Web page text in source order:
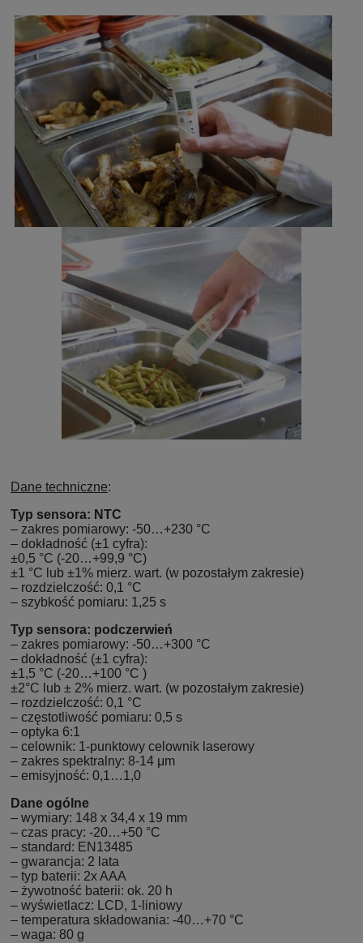
Dane techniczne:
Typ sensora: NTC
– zakres pomiarowy: -50…+230 °C
– dokładność (±1 cyfra):
±0,5 °C (-20…+99,9 °C)
±1 °C lub ±1% mierz. wart. (w pozostałym zakresie)
– rozdzielczość: 0,1 °C
– szybkość pomiaru: 1,25 s
Typ sensora: podczerwień
– zakres pomiarowy: -50…+300 °C
– dokładność (±1 cyfra):
±1,5 °C (-20…+100 °C )
±2°C lub ± 2% mierz. wart. (w pozostałym zakresie)
– rozdzielczość: 0,1 °C
– częstotliwość pomiaru: 0,5 s
– optyka 6:1
– celownik: 1-punktowy celownik laserowy
– zakres spektralny: 8-14 μm
– emisyjność: 0,1…1,0
Dane ogólne
– wymiary: 148 x 34,4 x 19 mm
– czas pracy: -20…+50 °C
– standard: EN13485
– gwarancja: 2 lata
– typ baterii: 2x AAA
– żywotność baterii: ok. 20 h
– wyświetlacz: LCD, 1-liniowy
– temperatura składowania: -40…+70 °C
– waga: 80 g